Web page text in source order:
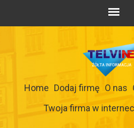
Home Dodaj firmę O nas
Twoja firma w